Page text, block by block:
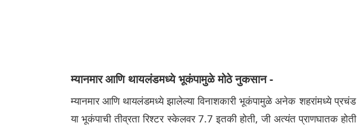
म्यानमार आणि थायलंडमध्ये भूकंपामुळे मोठे नुकसान -
म्यानमार आणि थायलंडमध्ये झालेल्या विनाशकारी भूकंपामुळे अनेक शहरांमध्ये प्रचंड
या भूकंपाची तीव्रता रिश्टर स्केलवर 7.7 इतकी होती, जी अत्यंत प्राणघातक